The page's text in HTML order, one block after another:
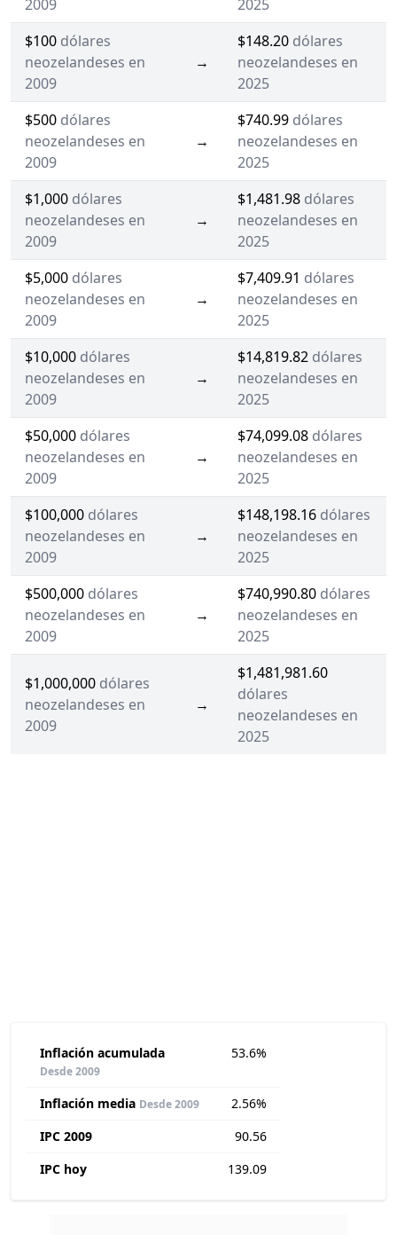
2009
2025
$100 dólares
neozelandeses en
2009
→
$148.20 dólares
neozelandeses en
2025
$500 dólares
neozelandeses en
2009
→
$740.99 dólares
neozelandeses en
2025
$1,000 dólares
neozelandeses en
2009
→
$1,481.98 dólares
neozelandeses en
2025
$5,000 dólares
neozelandeses en
2009
→
$7,409.91 dólares
neozelandeses en
2025
$10,000 dólares
neozelandeses en
2009
→
$14,819.82 dólares
neozelandeses en
2025
$50,000 dólares
neozelandeses en
2009
→
$74,099.08 dólares
neozelandeses en
2025
$100,000 dólares
neozelandeses en
2009
→
$148,198.16 dólares
neozelandeses en
2025
$500,000 dólares
neozelandeses en
2009
→
$740,990.80 dólares
neozelandeses en
2025
$1,000,000 dólares
neozelandeses en
2009
→
$1,481,981.60
dólares
neozelandeses en
2025
Inflación acumulada
Desde 2009
53.6%
Inflación media Desde 2009
2.56%
IPC 2009
90.56
IPC hoy
139.09